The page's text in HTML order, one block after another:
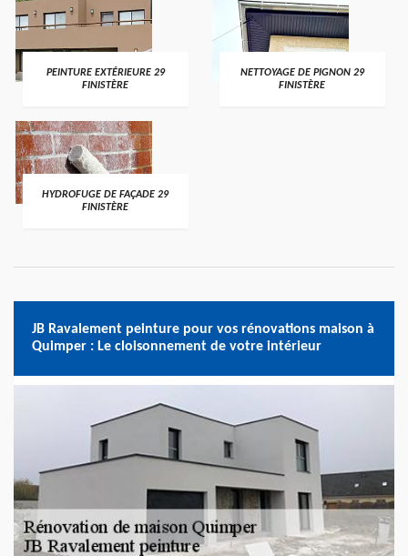
PEINTURE EXTÉRIEURE 29
FINISTÈRE
NETTOYAGE DE PIGNON 29
FINISTÈRE
HYDROFUGE DE FAÇADE 29
FINISTÈRE
JB Ravalement peinture pour vos rénovations maison à
Quimper : Le cloisonnement de votre intérieur